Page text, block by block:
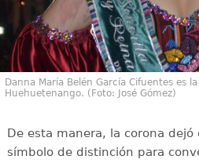
Danna María Belén García Cifuentes es
Huehuetenango. (Foto: José Gómez)
De esta manera, la corona
símbolo de distinción para